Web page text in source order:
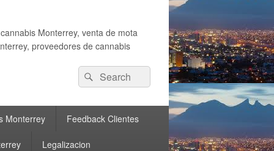
Monterrey, venta de mota
proveedores de cannabis
Search
for:
Search
Monterrey Feedback Clientes
Legalizacion